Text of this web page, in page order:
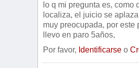
lo q mi pregunta es,
localiza, el juicio se
muy preocupada, por
llevo en paro 5años,
Por favor, Identificarse o